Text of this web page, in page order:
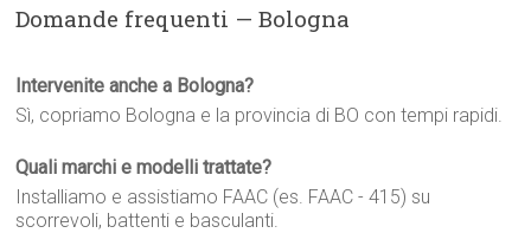
Domande frequenti — Bologna
Intervenite anche a Bologna?
Sì, copriamo Bologna e la provincia di BO con tempi rapidi.
Quali marchi e modelli trattate?
Installiamo e assistiamo FAAC (es. FAAC - 415) su
scorrevoli, battenti e basculanti.